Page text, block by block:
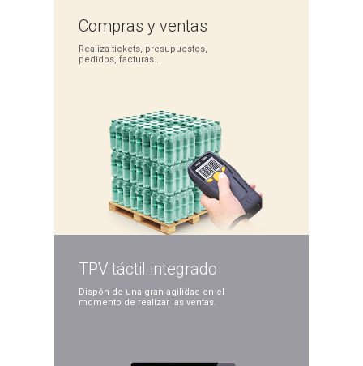
Comprasy ventas
Realiza tickets, presupuestos,
pedidos, facturas...
TPV táctil integrado
Dispón de una gran agilidad en el
momento de realizar las ventas.